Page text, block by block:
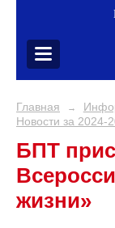
Главная →
Новости за 2024-
БПТ
жизни»